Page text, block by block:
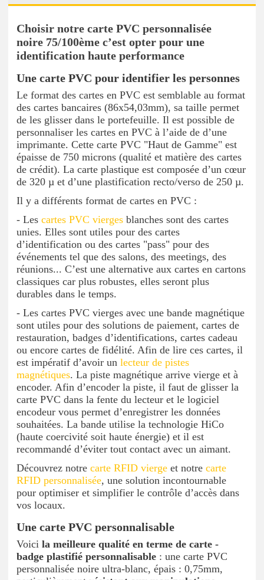
Choisir notre carte PVC personnalisée
noire 75/100ème c’est opter pour une
identification haute performance
Une carte PVC pour identifier les personnes
Le format des cartes en PVC est semblable au format
des cartes bancaires (86x54,03mm), sa taille permet
de les glisser dans le portefeuille. Il est possible de
personnaliser les cartes en PVC à l’aide de d’une
imprimante. Cette carte PVC "Haut de Gamme" est
épaisse de 750 microns (qualité et matière des cartes
de crédit). La carte plastique est composée d’un cœur
de 320 µ et d’une plastification recto/verso de 250 µ.
Il y a différents format de cartes en PVC :
- Les cartes PVC vierges blanches sont des cartes
unies. Elles sont utiles pour des cartes
d’identification ou des cartes "pass" pour des
événements tel que des salons, des meetings, des
réunions... C’est une alternative aux cartes en cartons
classiques car plus robustes, elles seront plus
durables dans le temps.
- Les cartes PVC vierges avec une bande magnétique
sont utiles pour des solutions de paiement, cartes de
restauration, badges d’identifications, cartes cadeau
ou encore cartes de fidélité. Afin de lire ces cartes, il
est impératif d’avoir un lecteur de pistes
magnétiques. La piste magnétique arrive vierge et à
encoder. Afin d’encoder la piste, il faut de glisser la
carte PVC dans la fente du lecteur et le logiciel
encodeur vous permet d’enregistrer les données
souhaitées. La bande utilise la technologie HiCo
(haute coercivité soit haute énergie) et il est
recommandé d’éviter tout contact avec un aimant.
Découvrez notre carte RFID vierge et notre carte
RFID personnalisée, une solution incontournable
pour optimiser et simplifier le contrôle d’accès dans
vos locaux.
Une carte PVC personnalisable
Voici la meilleure qualité en terme de carte -
badge plastifié personnalisable : une carte PVC
personnalisée noire ultra-blanc, épais : 0,75mm,